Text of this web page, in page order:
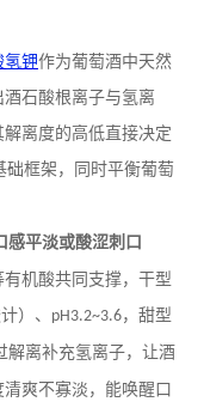
氢钾作为葡萄酒中天然
石酸根离子与氢离
离度的高低直接决定
框架，同时平衡葡萄
感平淡或酸涩刺口
机酸共同支撑，干型
）、 pH3.2~3.6，甜型
解离补充氢离子，让酒
爽不寡淡，能唤醒口